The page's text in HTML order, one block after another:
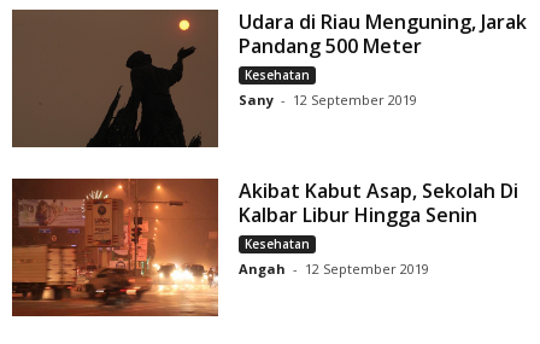
Udara di Riau Menguning, Jarak
Pandang 500 Meter
Kesehatan
Sany - 12 September 2019
Akibat Kabut Asap, Sekolah Di
Kalbar Libur Hingga Senin
Kesehatan
Angah - 12 September 2019